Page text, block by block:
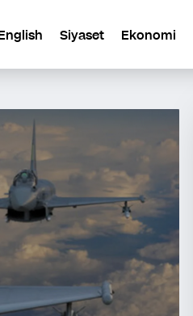
Siyaset Ekonomi